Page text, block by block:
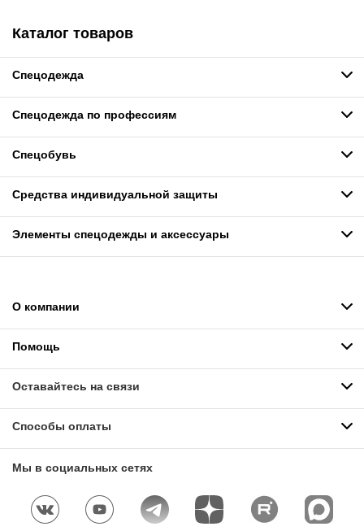
Каталог товаров
Спецодежда
Спецодежда по профессиям
Спецобувь
Средства индивидуальной защиты
Элементы спецодежды и аксессуары
О компании
Помощь
Оставайтесь на связи
Способы оплаты
Мы в социальных сетях